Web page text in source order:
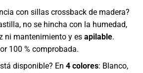
con sillas crossback de madera?
no se hincha con la humedad,
ni mantenimiento y es apilable.
100 % comprobada.
disponible? En 4 colores: Blanco,